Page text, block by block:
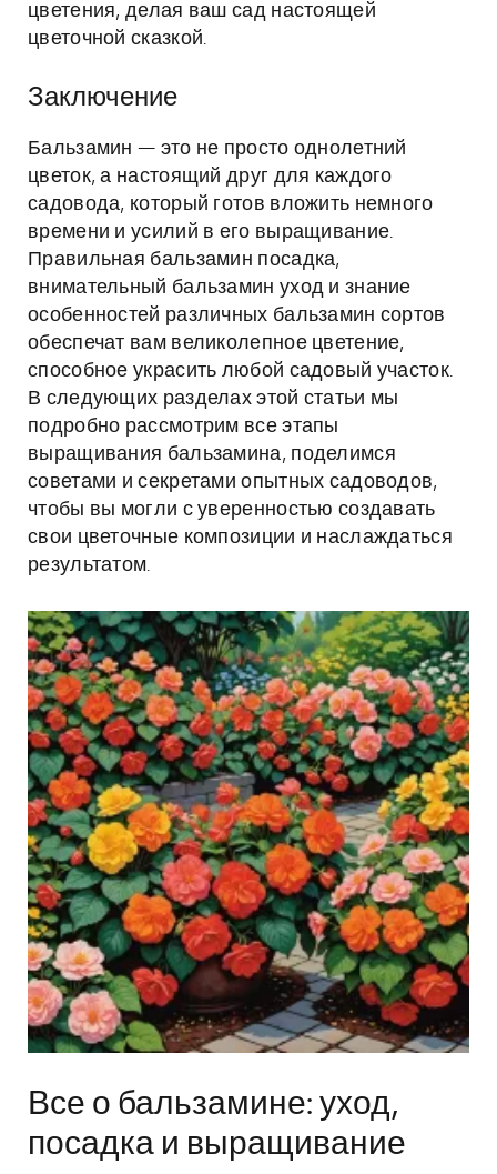
цветения, делая ваш сад настоящей
цветочной сказкой.
Заключение
Бальзамин — это не просто однолетний
цветок, а настоящий друг для каждого
садовода, который готов вложить немного
времени и усилий в его выращивание.
Правильная бальзамин посадка,
внимательный бальзамин уход и знание
особенностей различных бальзамин сортов
обеспечат вам великолепное цветение,
способное украсить любой садовый участок.
В следующих разделах этой статьи мы
подробно рассмотрим все этапы
выращивания бальзамина, поделимся
советами и секретами опытных садоводов,
чтобы вы могли с уверенностью создавать
свои цветочные композиции и наслаждаться
результатом.
Все о бальзамине: уход,
посадка и выращивание